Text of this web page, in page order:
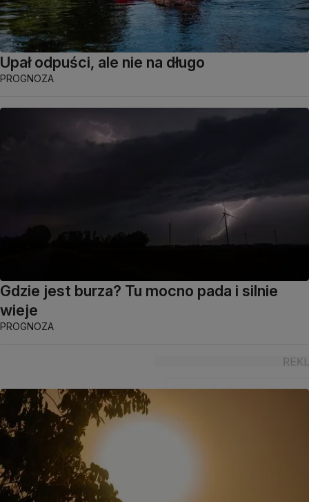
Upał odpuści, ale nie na długo
PROGNOZA
Gdzie jest burza? Tu mocno pada i silnie
wieje
PROGNOZA